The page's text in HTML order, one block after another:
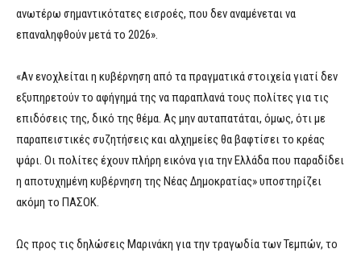
ανωτέρω σημαντικότατες εισροές, που δεν αναμένεται να
επαναληφθούν μετά το 2026».
«Αν ενοχλείται η κυβέρνηση από τα πραγματικά στοιχεία γιατί δεν
εξυπηρετούν το αφήγημά της να παραπλανά τους πολίτες για τις
επιδόσεις της, δικό της θέμα. Ας μην αυταπατάται, όμως, ότι με
παραπειστικές συζητήσεις και αλχημείες θα βαφτίσει το κρέας
ψάρι. Οι πολίτες έχουν πλήρη εικόνα για την Ελλάδα που παραδίδει
η αποτυχημένη κυβέρνηση της Νέας Δημοκρατίας» υποστηρίζει
ακόμη το ΠΑΣΟΚ.
Ως προς τις δηλώσεις Μαρινάκη για την τραγωδία των Τεμπών, το